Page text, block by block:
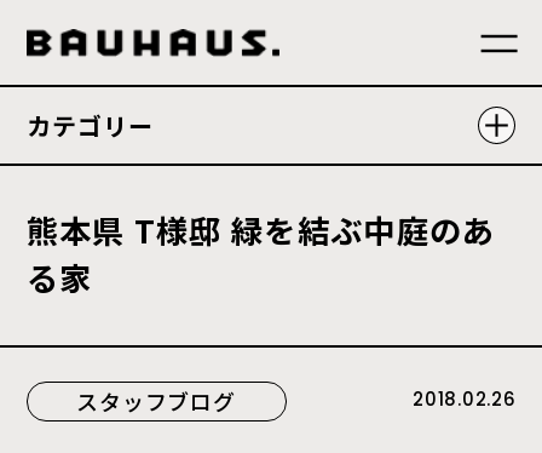
スタッフブログ 2018.02.26
熊本県 T様邸 緑を結ぶ中庭のあ
る家
カテゴリー